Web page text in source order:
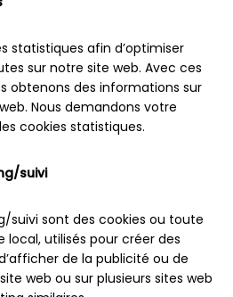
statistiques afin d’optimiser
sur notre site web. Avec ces
obtenons des informations sur
Nous demandons votre
cookies statistiques.
suivi
suivi sont des cookies ou toute
utilisés pour créer des
de la publicité ou de
web ou sur plusieurs sites web